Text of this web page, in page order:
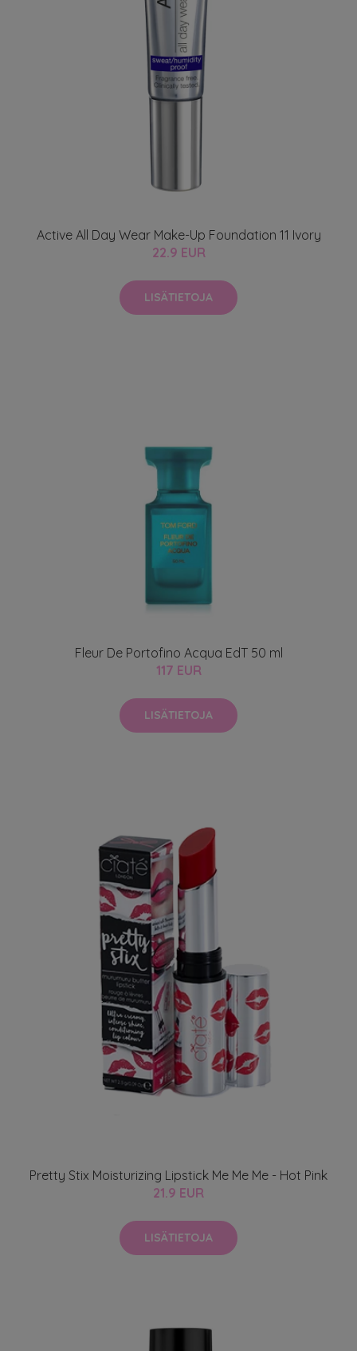
Active All Day Wear Make-Up Foundation 11 Ivory
22.9 EUR
LISÄTIETOJA
Fleur De Portofino Acqua EdT 50 ml
117 EUR
LISÄTIETOJA
Pretty Stix Moisturizing Lipstick Me Me Me - Hot Pink
21.9 EUR
LISÄTIETOJA